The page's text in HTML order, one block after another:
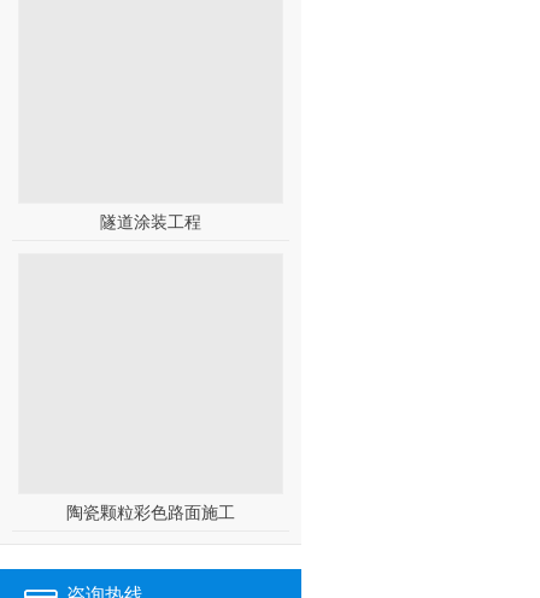
隧道涂装工程
陶瓷颗粒彩色路面施工